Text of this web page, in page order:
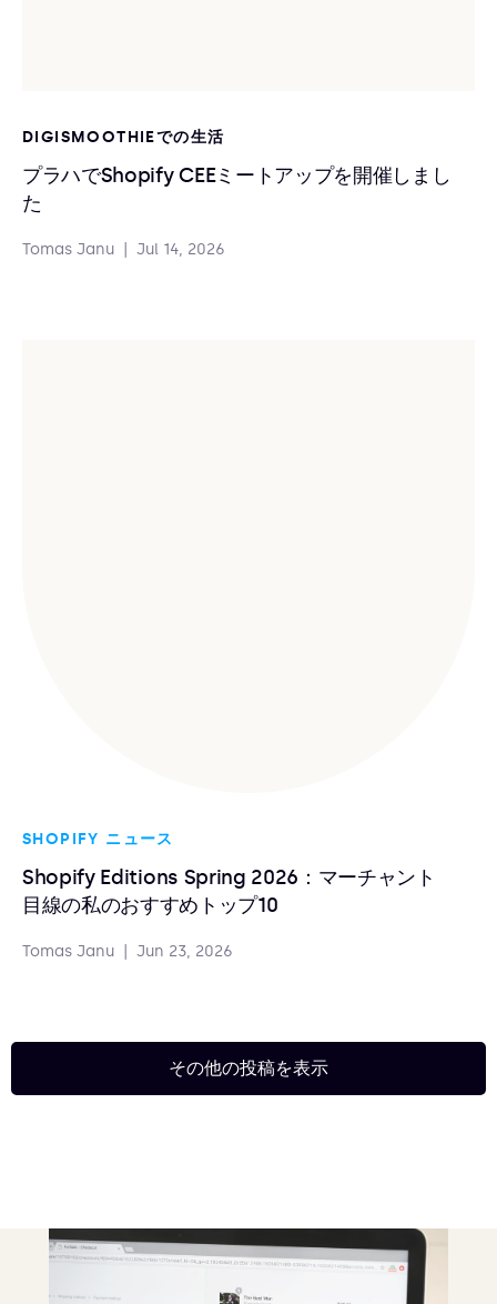
DIGISMOOTHIEでの生活
プラハでShopify CEEミートアップを開催しまし
た
Tomas Janu Jul 14, 2026
SHOPIFY ニュース
Shopify Editions Spring 2026：マーチャント
目線の私のおすすめトップ10
Tomas Janu Jun 23, 2026
その他の投稿を表示